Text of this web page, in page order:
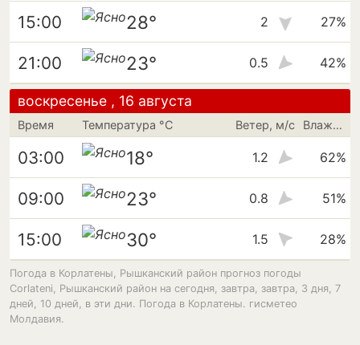
15:00 28° 2 27%
21:00 23° 0.5 42%
воскресенье , 16 августа
Время Температура °C Ветер, м/с Влажность
03:00 18° 1.2 62%
09:00 23° 0.8 51%
15:00 30° 1.5 28%
Погода в Корлатены, Рышканский район прогноз погоды
Corlateni, Рышканский район на сегодня, завтра, завтра, 3 дня, 7
дней, 10 дней, в эти дни. Погода в Корлатены. гисметео
Молдавия.